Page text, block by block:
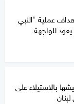
عملية "النبي
للواجهة
بالاستيلاء على